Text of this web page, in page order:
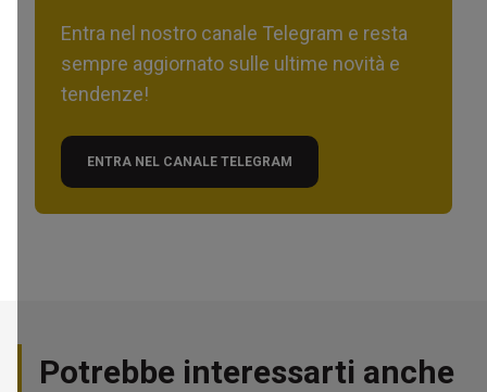
Entra nel nostro canale Telegram e resta
sempre aggiornato sulle ultime novità e
tendenze!
ENTRA NEL CANALE TELEGRAM
Potrebbe interessarti anche